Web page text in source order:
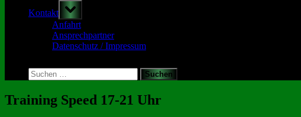
Kontakt
Toggle
sub-
menu
Anfahrt
Ansprechpartner
Datenschutz / Impressum
search
form
Suchen
nach:
Training Speed 17-21 Uhr